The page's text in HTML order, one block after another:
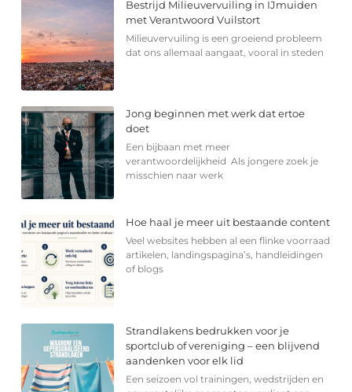
Bestrijd Milieuvervuiling in IJmuiden
met Verantwoord Vuilstort
Milieuvervuiling is een groeiend probleem
dat ons allemaal aangaat, vooral in steden
Jong beginnen met werk dat ertoe
doet
Een bijbaan met meer
verantwoordelijkheid Als jongere zoek je
misschien naar werk
Hoe haal je meer uit bestaande content
Veel websites hebben al een flinke voorraad
artikelen, landingspagina’s, handleidingen
of blogs
Strandlakens bedrukken voor je
sportclub of vereniging – een blijvend
aandenken voor elk lid
Een seizoen vol trainingen, wedstrijden en